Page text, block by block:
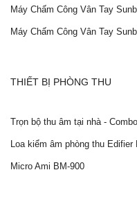
Máy Chấm Công Vân Tay
Máy Chấm Công Vân Tay
THIẾT BỊ PHÒNG THU
Trọn bộ thu âm tại nhà -
Loa kiểm âm phòng thu Edifier
Micro Ami BM-900